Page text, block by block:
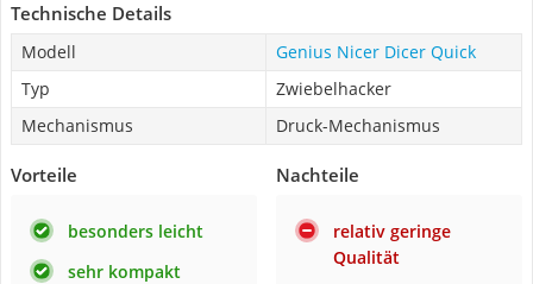
Technische Details
Modell
Genius Nicer Dicer Quick
Typ
Zwiebelhacker
Mechanismus
Druck-Mechanismus
Vorteile
besonders leicht
sehr kompakt
Nachteile
relativ geringe
Qualität